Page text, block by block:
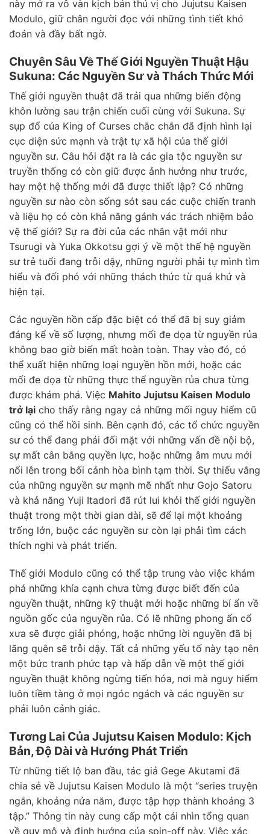
này mở ra vô vàn kịch bản thú vị cho Jujutsu Kaisen
Modulo, giữ chân người đọc với những tình tiết khó
đoán và đầy bất ngờ.
Chuyên Sâu Về Thế Giới Nguyền Thuật Hậu
Sukuna: Các Nguyền Sư và Thách Thức Mới
Thế giới nguyền thuật đã trải qua những biến động
khôn lường sau trận chiến cuối cùng với Sukuna. Sự
sụp đổ của King of Curses chắc chắn đã định hình lại
cục diện sức mạnh và trật tự xã hội của thế giới
nguyền sư. Câu hỏi đặt ra là các gia tộc nguyền sư
truyền thống có còn giữ được ảnh hưởng như trước,
hay một hệ thống mới đã được thiết lập? Có những
nguyền sư nào còn sống sót sau các cuộc chiến tranh
và liệu họ có còn khả năng gánh vác trách nhiệm bảo
vệ thế giới? Sự ra đời của các nhân vật mới như
Tsurugi và Yuka Okkotsu gợi ý về một thế hệ nguyền
sư trẻ tuổi đang trỗi dậy, những người phải tự mình tìm
hiểu và đối phó với những thách thức từ quá khứ và
hiện tại.
Các nguyền hồn cấp đặc biệt có thể đã bị suy giảm
đáng kể về số lượng, nhưng mối đe dọa từ nguyền rủa
không bao giờ biến mất hoàn toàn. Thay vào đó, có
thể xuất hiện những loại nguyền hồn mới, hoặc các
mối đe dọa từ những thực thể nguyền rủa chưa từng
được khám phá. Việc Mahito Jujutsu Kaisen Modulo
trở lại cho thấy rằng ngay cả những mối nguy hiểm cũ
cũng có thể hồi sinh. Bên cạnh đó, các tổ chức nguyền
sư có thể đang phải đối mặt với những vấn đề nội bộ,
sự mất cân bằng quyền lực, hoặc những âm mưu mới
nổi lên trong bối cảnh hòa bình tạm thời. Sự thiếu vắng
của những nguyền sư mạnh mẽ nhất như Gojo Satoru
và khả năng Yuji Itadori đã rút lui khỏi thế giới nguyền
thuật trong một thời gian dài, sẽ để lại một khoảng
trống lớn, buộc các nguyền sư còn lại phải tìm cách
thích nghi và phát triển.
Thế giới Modulo cũng có thể tập trung vào việc khám
phá những khía cạnh chưa từng được biết đến của
nguyền thuật, những kỹ thuật mới hoặc những bí ẩn về
nguồn gốc của nguyền rủa. Có lẽ những phong ấn cổ
xưa sẽ được giải phóng, hoặc những lời nguyền đã bị
lãng quên sẽ trỗi dậy. Tất cả những yếu tố này tạo nên
một bức tranh phức tạp và hấp dẫn về một thế giới
nguyền thuật không ngừng tiến hóa, nơi mà nguy hiểm
luôn tiềm tàng ở mọi ngóc ngách và các nguyền sư
phải luôn cảnh giác.
Tương Lai Của Jujutsu Kaisen Modulo: Kịch
Bản, Độ Dài và Hướng Phát Triển
Từ những tiết lộ ban đầu, tác giả Gege Akutami đã
chia sẻ về Jujutsu Kaisen Modulo là một “series truyện
ngắn, khoảng nửa năm, được tập hợp thành khoảng 3
tập.” Thông tin này cung cấp một cái nhìn tổng quan
về quy mô và định hướng của spin-off này. Việc xác